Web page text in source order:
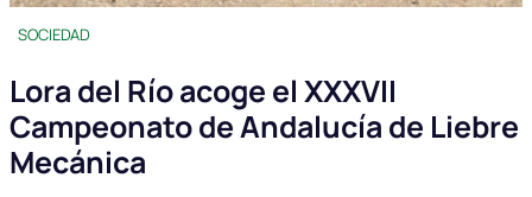
SOCIEDAD
Lora del Río acoge el XXXVII
Campeonato de Andalucía de Liebre
Mecánica